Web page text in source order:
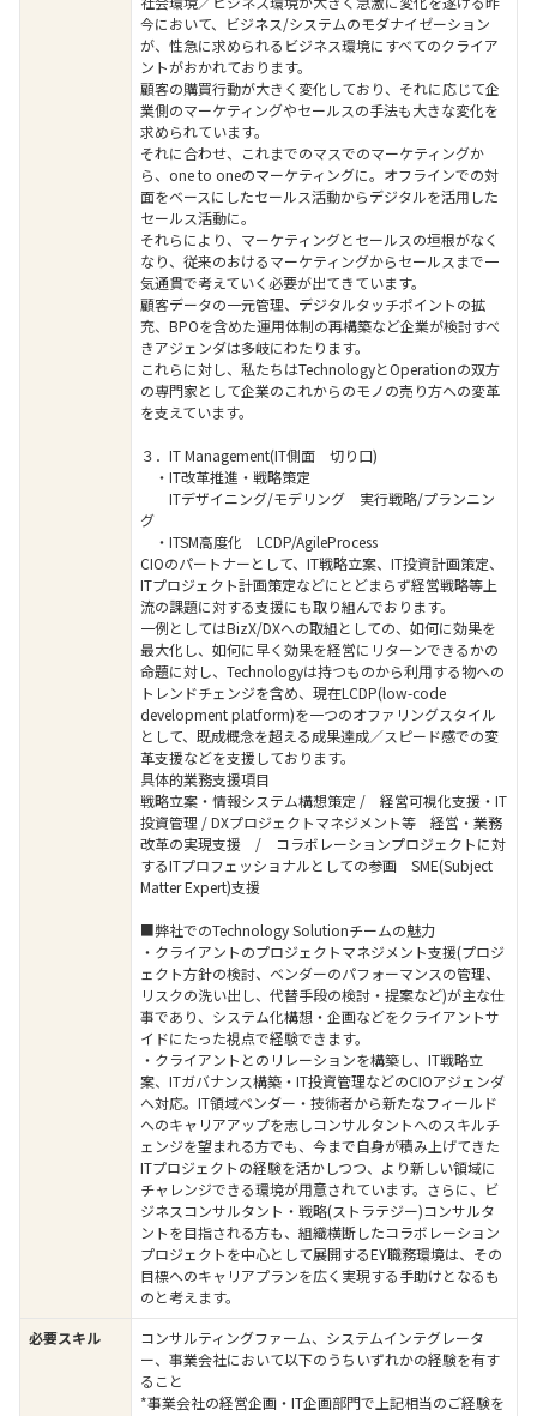
今において、ビジネス/システムのモダナイゼーション
が、性急に求められるビジネス環境にすべてのクライア
ントがおかれております。
顧客の購買行動が大きく変化しており、それに応じて企
業側のマーケティングやセールスの手法も大きな変化を
求められています。
それに合わせ、これまでのマスでのマーケティングか
ら、one to oneのマーケティングに。オフラインでの対
面をベースにしたセールス活動からデジタルを活用した
セールス活動に。
それらにより、マーケティングとセールスの垣根がなく
なり、従来のおけるマーケティングからセールスまで一
気通貫で考えていく必要が出てきています。
顧客データの一元管理、デジタルタッチポイントの拡
充、BPOを含めた運用体制の再構築など企業が検討すべ
きアジェンダは多岐にわたります。
これらに対し、私たちはTechnologyとOperationの双方
の専門家として企業のこれからのモノの売り方への変革
を支えています。
３．IT Management(IT側面 切り口)
・IT改革推進・戦略策定
ITデザイニング/モデリング 実行戦略/プランニン
グ
・ITSM高度化 LCDP/AgileProcess
CIOのパートナーとして、IT戦略立案、IT投資計画策定、
ITプロジェクト計画策定などにとどまらず経営戦略等上
流の課題に対する支援にも取り組んでおります。
一例としてはBizX/DXへの取組としての、如何に効果を
最大化し、如何に早く効果を経営にリターンできるかの
命題に対し、Technologyは持つものから利用する物への
トレンドチェンジを含め、現在LCDP(low-code
development platform)を一つのオファリングスタイル
として、既成概念を超える成果達成／スピード感での変
革支援などを支援しております。
具体的業務支援項目
戦略立案・情報システム構想策定 / 経営可視化支援・IT
投資管理 / DXプロジェクトマネジメント等 経営・業務
改革の実現支援 / コラボレーションプロジェクトに対
するITプロフェッショナルとしての参画 SME(Subject
Matter Expert)支援
■弊社でのTechnology Solutionチームの魅力
・クライアントのプロジェクトマネジメント支援(プロジ
ェクト方針の検討、ベンダーのパフォーマンスの管理、
リスクの洗い出し、代替手段の検討・提案など)が主な仕
事であり、システム化構想・企画などをクライアントサ
イドにたった視点で経験できます。
・クライアントとのリレーションを構築し、IT戦略立
案、ITガバナンス構築・IT投資管理などのCIOアジェンダ
へ対応。IT領域ベンダー・技術者から新たなフィールド
へのキャリアアップを志しコンサルタントへのスキルチ
ェンジを望まれる方でも、今まで自身が積み上げてきた
ITプロジェクトの経験を活かしつつ、より新しい領域に
チャレンジできる環境が用意されています。さらに、ビ
ジネスコンサルタント・戦略(ストラテジー)コンサルタ
ントを目指される方も、組織横断したコラボレーション
プロジェクトを中心として展開するEY職務環境は、その
目標へのキャリアプランを広く実現する手助けとなるも
のと考えます。
必要スキル
コンサルティングファーム、システムインテグレータ
ー、事業会社において以下のうちいずれかの経験を有す
ること
*事業会社の経営企画・IT企画部門で上記相当のご経験を